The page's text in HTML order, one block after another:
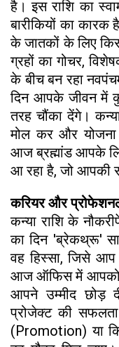
है। इस राशि का
बारीकियों का कारक
के जातकों के लिए
ग्रहों का गोचर,
के बीच बन रहा
दिन आपके जीवन में
तरह चौंका देंगे।
मोल कर और
आज ब्रह्मांड आपके
आ रहा है, जो आपकी
करियर और
कन्या राशि के
का दिन 'ब्रेकथ्रू'
वह हिस्सा, जिसे
आज ऑफिस में आपको
आपने उम्मीद छोड़
प्रोजेक्ट की
(Promotion) या